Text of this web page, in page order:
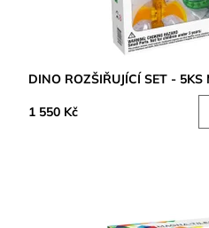
DINO ROZŠIŘUJÍCÍ SET -
1 550 Kč